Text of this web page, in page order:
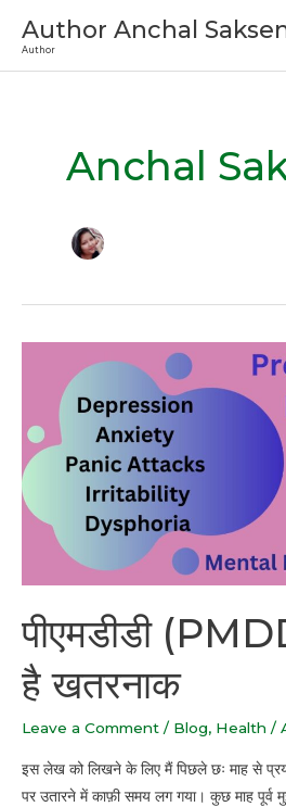
Author Anchal
Author
Anchal
पीएमडीडी
है खतरनाक
Leave a Comment / Blog, Health /
इस लेख को लिखने के लिए मैं पिछले छः माह से
पर उतारने में काफ़ी समय लग गया। कुछ माह पूर्व
(PMDD)
सकता
है
खतरनाक